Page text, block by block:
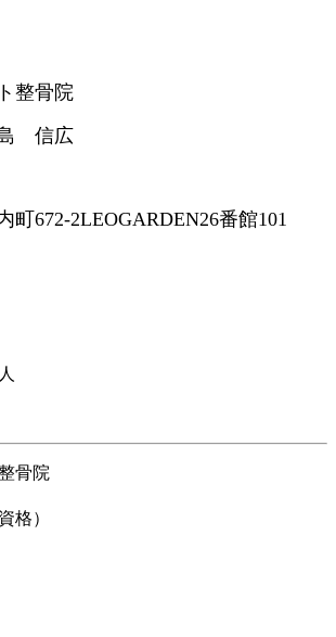
整骨院
信広
町672-2LEOGARDEN26番館101
骨院
格）